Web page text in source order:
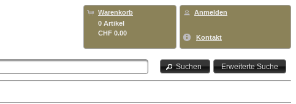
Warenkorb
0 Artikel
CHF 0.00
Anmelden
Kontakt
Suchen Erweiterte Suche